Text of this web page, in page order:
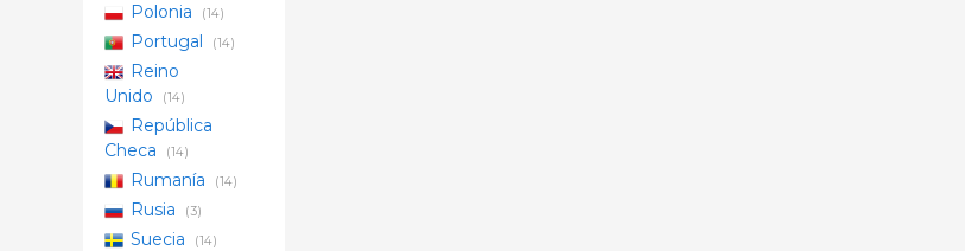
Polonia (14)
Portugal (14)
Reino
Unido
(14)
República
Checa
(14)
Rumanía (14)
Rusia (3)
Suecia (14)